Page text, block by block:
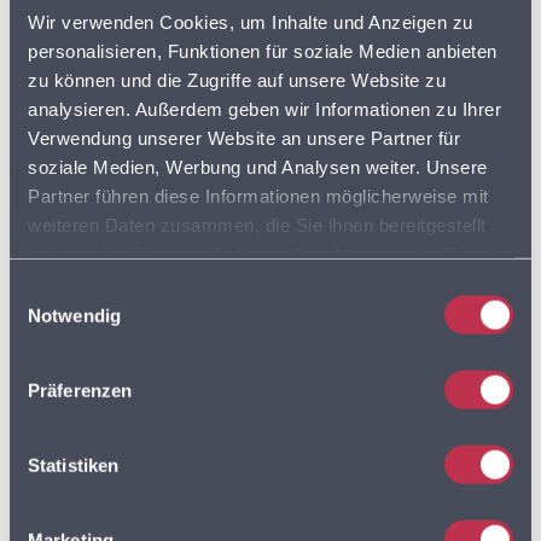
Wir verwenden Cookies, um Inhalte und Anzeigen zu
personalisieren, Funktionen für soziale Medien anbieten
zu können und die Zugriffe auf unsere Website zu
analysieren. Außerdem geben wir Informationen zu Ihrer
Verwendung unserer Website an unsere Partner für
soziale Medien, Werbung und Analysen weiter. Unsere
Partner führen diese Informationen möglicherweise mit
weiteren Daten zusammen, die Sie ihnen bereitgestellt
Cookies, wenn Sie unsere Webseite weiterhin nutzen.
Notwendig
Präferenzen
Statistiken
DISCOUNTER FLOTTENPLANUNG
GOOGLE MAPS LEBENSMITTELDATEN
LEBENSMITTELEINZELHANDEL
LKW LKW ROUTING